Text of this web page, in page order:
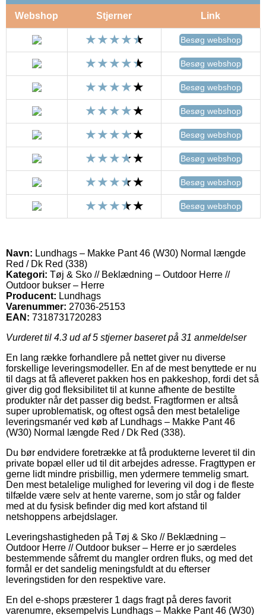
Webshop Stjerner Link
Besøg webshop
Besøg webshop
Besøg webshop
Besøg webshop
Besøg webshop
Besøg webshop
Besøg webshop
Besøg webshop
Navn: Lundhags – Makke Pant 46 (W30) Normal længde
Red / Dk Red (338)
Kategori: Tøj & Sko // Beklædning – Outdoor Herre //
Outdoor bukser – Herre
Producent: Lundhags
Varenummer: 27036-25153
EAN: 7318731720283
Vurderet til 4.3 ud af 5 stjerner baseret på 31 anmeldelser
En lang række forhandlere på nettet giver nu diverse
forskellige leveringsmodeller. En af de mest benyttede er nu
til dags at få afleveret pakken hos en pakkeshop, fordi det så
giver dig god fleksibilitet til at kunne afhente de bestilte
produkter når det passer dig bedst. Fragtformen er altså
super uproblematisk, og oftest også den mest betalelige
leveringsmanér ved køb af Lundhags – Makke Pant 46
(W30) Normal længde Red / Dk Red (338).
Du bør endvidere foretrække at få produkterne leveret til din
private bopæl eller ud til dit arbejdes adresse. Fragttypen er
gerne lidt mindre prisbillig, men ydermere temmelig smart.
Den mest betalelige mulighed for levering vil dog i de fleste
tilfælde være selv at hente varerne, som jo står og falder
med at du fysisk befinder dig med kort afstand til
netshoppens arbejdslager.
Leveringshastigheden på Tøj & Sko // Beklædning –
Outdoor Herre // Outdoor bukser – Herre er jo særdeles
bestemmende såfremt du mangler ordren fluks, og med det
formål er det sandelig meningsfuldt at du efterser
leveringstiden for den respektive vare.
En del e-shops præsterer 1 dags fragt på deres favorit
varenumre, eksempelvis Lundhags – Makke Pant 46 (W30)